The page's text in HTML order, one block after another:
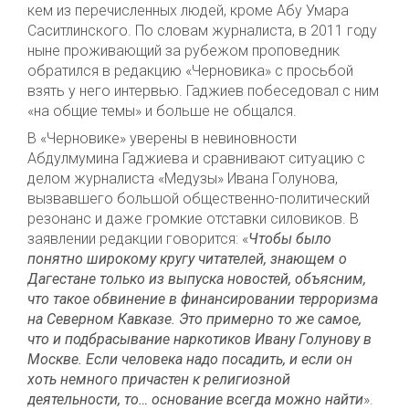
кем из перечисленных людей, кроме Абу Умара
Саситлинского. По словам журналиста, в 2011 году
ныне проживающий за рубежом проповедник
обратился в редакцию «Черновика» с просьбой
взять у него интервью. Гаджиев побеседовал с ним
«на общие темы» и больше не общался.
В «Черновике» уверены в невиновности
Абдулмумина Гаджиева и сравнивают ситуацию с
делом журналиста «Медузы» Ивана Голунова,
вызвавшего большой общественно-политический
резонанс и даже громкие отставки силовиков. В
заявлении редакции говорится: «Чтобы было
понятно широкому кругу читателей, знающем о
Дагестане только из выпуска новостей, объясним,
что такое обвинение в финансировании терроризма
на Северном Кавказе. Это примерно то же самое,
что и подбрасывание наркотиков Ивану Голунову в
Москве. Если человека надо посадить, и если он
хоть немного причастен к религиозной
деятельности, то… основание всегда можно найти».